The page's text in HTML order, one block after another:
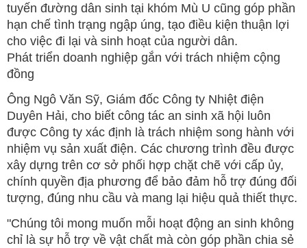
tuyến đường dân sinh tại khóm Mù U cũng góp phần
hạn chế tình trạng ngập úng, tạo điều kiện thuận lợi
cho việc đi lại và sinh hoạt của người dân.
Phát triển doanh nghiệp gắn với trách nhiệm cộng
đồng
Ông Ngô Văn Sỹ, Giám đốc Công ty Nhiệt điện
Duyên Hải, cho biết công tác an sinh xã hội luôn
được Công ty xác định là trách nhiệm song hành với
nhiệm vụ sản xuất điện. Các chương trình đều được
xây dựng trên cơ sở phối hợp chặt chẽ với cấp ủy,
chính quyền địa phương để bảo đảm hỗ trợ đúng đối
tượng, đúng nhu cầu và mang lại hiệu quả thiết thực.
"Chúng tôi mong muốn mỗi hoạt động an sinh không
chỉ là sự hỗ trợ về vật chất mà còn góp phần chia sẻ